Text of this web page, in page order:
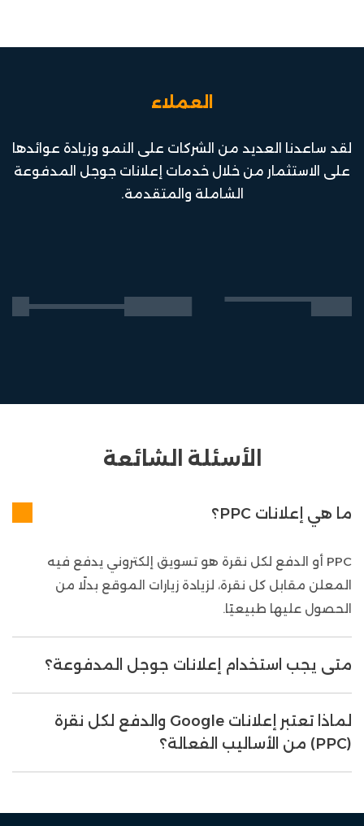
العملاء
لقد ساعدنا العديد من الشركات على النمو وزيادة عوائدها
على الاستثمار من خلال خدمات إعلانات جوجل المدفوعة
الشاملة والمتقدمة.
الأسئلة الشائعة
ما هي إعلانات PPC؟
PPC أو الدفع لكل نقرة هو تسويق إلكتروني يدفع فيه
المعلن مقابل كل نقرة، لزيادة زيارات الموقع بدلًا من
الحصول عليها طبيعيًا.
متى يجب استخدام إعلانات جوجل المدفوعة؟
لماذا تعتبر إعلانات Google والدفع لكل نقرة
(PPC) من الأساليب الفعالة؟